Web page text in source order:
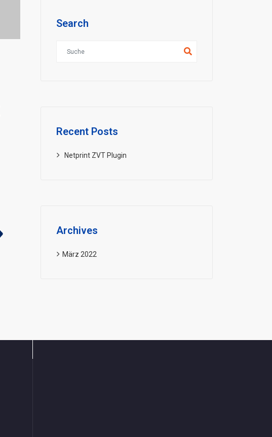
Search
Recent Posts
Netprint ZVT Plugin
Archives
März 2022